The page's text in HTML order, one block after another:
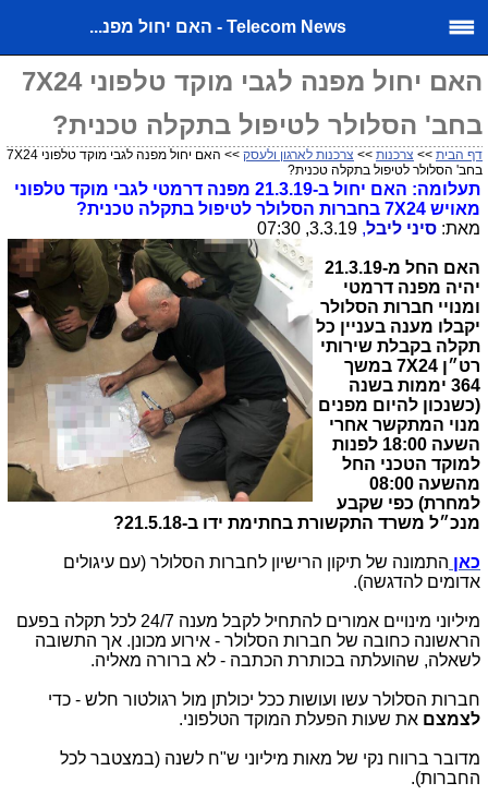
Telecom News - האם יחול מפנ...
האם יחול מפנה לגבי מוקד טלפוני 7X24
בחב' הסלולר לטיפול בתקלה טכנית?
דף הבית >> צרכנות >> צרכנות לארגון ולעסק
>> האם יחול מפנה לגבי מוקד טלפוני 7X24
בחב' הסלולר לטיפול בתקלה טכנית?
תעלומה: האם יחול ב-21.3.19 מפנה דרמטי לגבי מוקד טלפוני
מאויש 24
X7 בחברות הסלולר לטיפול בתקלה טכנית?
מאת: סיני ליבל,
האם החל מ-21.3.19
יהיה מפנה דרמטי
ומנויי חברות הסלולר
יקבלו מענה בעניין כל
תקלה בקבלת שירותי
רט״ן 24
X
7 במשך
364 יממות בשנה
(כשנכון להיום מפנים
מנוי המתקשר אחרי
השעה 18:00 לפנות
למוקד הטכני החל
מהשעה 08:00
למחרת) כפי שקבע
מנכ״ל משרד התקשורת בחתימת ידו ב-21.5.18?
כאן התמונה של תיקון הרישיון לחברות הסלולר (עם עיגולים
אדומים להדגשה).
מיליוני מינויים אמורים להתחיל לקבל מענה 24/7 לכל תקלה בפעם
הראשונה כחובה של חברות הסלולר - אירוע מכונן. אך התשובה
לשאלה, שהועלתה בכותרת הכתבה - לא ברורה מאליה.
חברות הסלולר עשו ועושות ככל יכולתן מול רגולטור חלש - כדי
לצמצם את שעות הפעלת המוקד הטלפוני.
מדובר ברווח נקי של מאות מיליוני ש"ח לשנה (במצטבר לכל
החברות).